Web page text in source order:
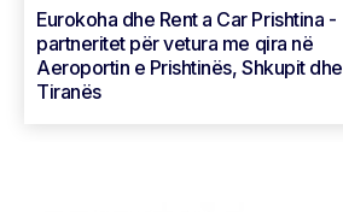
Eurokoha dhe Rent a Car Prishtina -
partneritet për vetura me qira në
Aeroportin e Prishtinës, Shkupit dhe
Tiranës